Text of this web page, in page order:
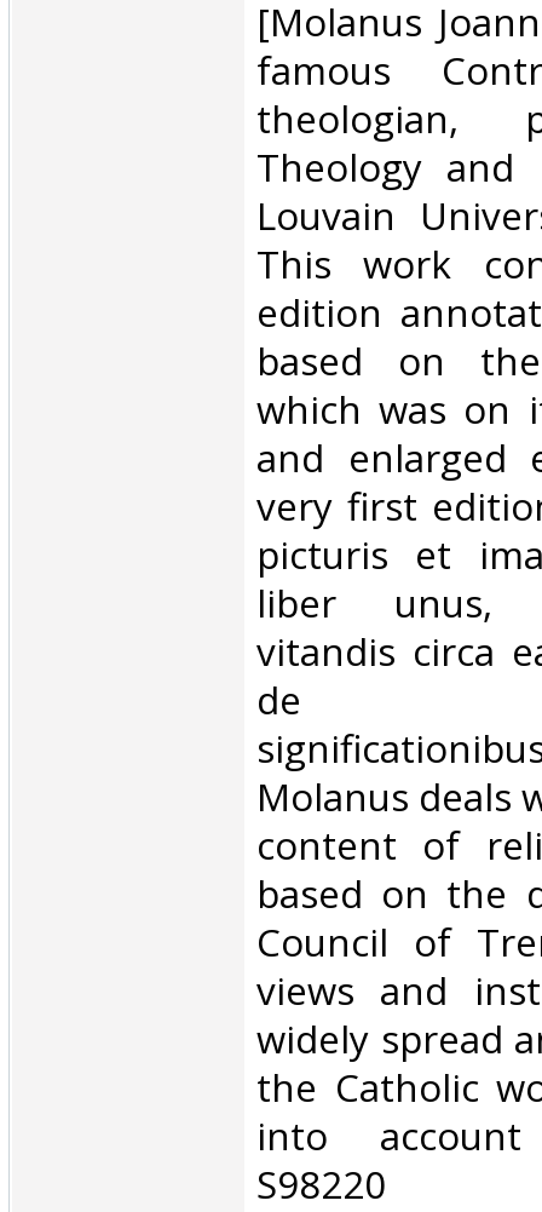
[Molanus
famous
theologian,
Theology
Louvain
This work
edition
based on
which was on
and enlarged
very first
picturis et
liber unus,
vitandis circa
de
Molanus deals
content of
based on the
Council of
views and
widely spread
the Catholic
into
S98220‎